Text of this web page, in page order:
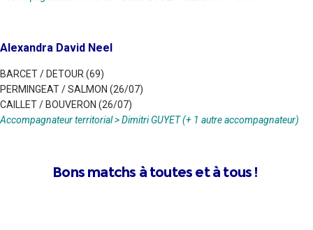
Alexandra David Neel
BARCET / DETOUR (69)
PERMINGEAT / SALMON (26/07)
CAILLET / BOUVERON (26/07)
Accompagnateur territorial > Dimitri GUYET (+ 1 autre accompagnateur)
Bons matchs à toutes et à tous !